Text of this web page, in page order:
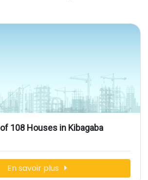
108 Houses in Kibagaba
En savoir plus